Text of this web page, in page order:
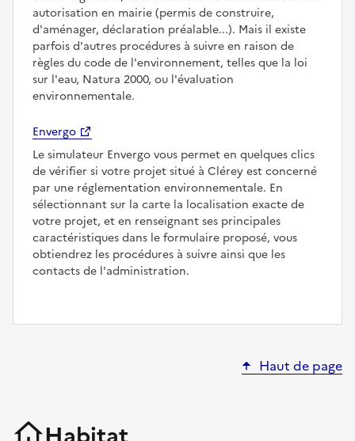
autorisation en mairie (permis de construire,
d'aménager, déclaration préalable...). Mais il existe
parfois d'autres procédures à suivre en raison de
règles du code de l'environnement, telles que la loi
sur l'eau, Natura 2000, ou l'évaluation
environnementale.
Envergo
Le simulateur Envergo vous permet en quelques clics
de vérifier si votre projet situé à Clérey est concerné
par une réglementation environnementale. En
sélectionnant sur la carte la localisation exacte de
votre projet, et en renseignant ses principales
caractéristiques dans le formulaire proposé, vous
obtiendrez les procédures à suivre ainsi que les
contacts de l'administration.
Haut de page